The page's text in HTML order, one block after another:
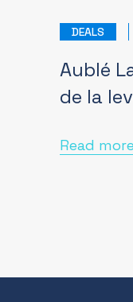
DEALS
Aublé
de la
Read more